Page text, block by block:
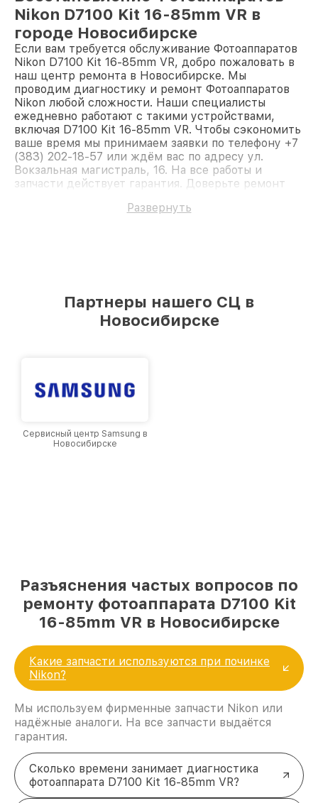
Nikon D7100 Kit 16-85mm VR в
городе Новосибирске
Если вам требуется обслуживание Фотоаппаратов
Nikon D7100 Kit 16-85mm VR, добро пожаловать в
наш центр ремонта в Новосибирске. Мы
проводим диагностику и ремонт Фотоаппаратов
Nikon любой сложности. Наши специалисты
ежедневно работают с такими устройствами,
включая D7100 Kit 16-85mm VR. Чтобы сэкономить
ваше время мы принимаем заявки по телефону +7
(383) 202-18-57 или ждём вас по адресу ул.
Вокзальная магистраль, 16. На все работы и
запчасти действует гарантия. Доверьте ремонт
Развернуть
Партнеры нашего СЦ в
Новосибирске
Сервисный центр Samsung в
Новосибирске
Разъяснения частых вопросов по
ремонту фотоаппарата D7100 Kit
16-85mm VR в Новосибирске
Какие запчасти используются при починке
Nikon?
Мы используем фирменные запчасти Nikon или
надёжные аналоги. На все запчасти выдаётся
гарантия.
Сколько времени занимает диагностика
фотоаппарата D7100 Kit 16-85mm VR?